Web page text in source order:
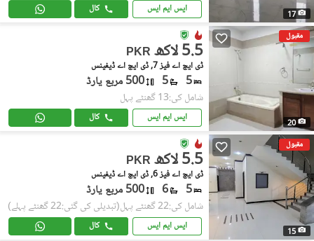
17 ایس ایم ایس کال
مقبول
20
PKR 5.5 لاکھ
ڈی ایچ اے فیز 7, ڈی ایچ اے ڈیفینس
5
5 500 مربع یارڈ
شامل کی:13 گھنٹے پہل
ایس ایم ایس کال
مقبول
15
PKR 5.5 لاکھ
ڈی ایچ اے فیز 6, ڈی ایچ اے ڈیفینس
5
6 500 مربع یارڈ
شامل کی:22 گھنٹے پہل (تبدیلی کی گئی:22 گھنٹے پہلے)
ایس ایم ایس کال